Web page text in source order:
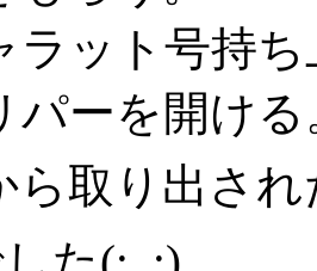
ラット号持
パーを開ける
取り出さ
た(;_;)。